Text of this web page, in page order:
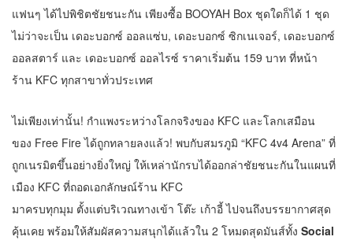
แฟนๆ ได้ไปพิชิตชัยชนะกัน เพียงซื้อ BOOYAH Box ชุดใดก็ได้ 1 ชุด
ไม่ว่าจะเป็น เดอะบอกซ์ ออลแซ่บ, เดอะบอกซ์ ซิกเนเจอร์, เดอะบอกซ์
ออลสตาร์ และ เดอะบอกซ์ ออลไรซ์ ราคาเริ่มต้น 159 บาท ที่หน้า
ร้าน KFC ทุกสาขาทั่วประเทศ
ไม่เพียงเท่านั้น! กำแพงระหว่างโลกจริงของ KFC และโลกเสมือน
ของ Free Fire ได้ถูกทลายลงแล้ว! พบกับสมรภูมิ “KFC 4v4 Arena” ที่
ถูกเนรมิตขึ้นอย่างยิ่งใหญ่ ให้เหล่านักรบได้ออกล่าชัยชนะกันในแผนที่
เมือง KFC ที่ถอดเอกลักษณ์ร้าน KFC
มาครบทุกมุม ตั้งแต่บริเวณทางเข้า โต๊ะ เก้าอี้ ไปจนถึงบรรยากาศสุด
คุ้นเคย พร้อมให้สัมผัสความสนุกได้แล้วใน 2 โหมดสุดมันส์ทั้ง Social